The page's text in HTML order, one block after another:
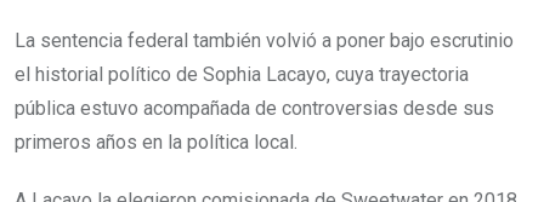
La sentencia federal también volvió a poner bajo escrutinio
el historial político de Sophia Lacayo, cuya trayectoria
pública estuvo acompañada de controversias desde sus
primeros años en la política local.